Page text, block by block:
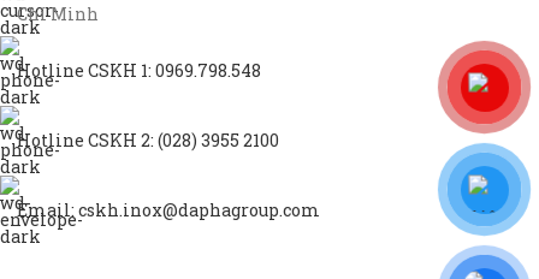
Chí Minh
Hotline CSKH 1: 0969.798.548
Hotline CSKH 2: (028) 3955 2100
Email: cskh.inox@daphagroup.com